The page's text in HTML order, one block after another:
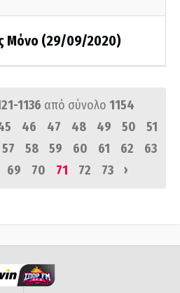
Μόνο (29/09/2020)
1136 από σύνολο 1154
46 47 48 49 50
51
57 58 59 60 61 62
63
69 70 71 72 73 ›